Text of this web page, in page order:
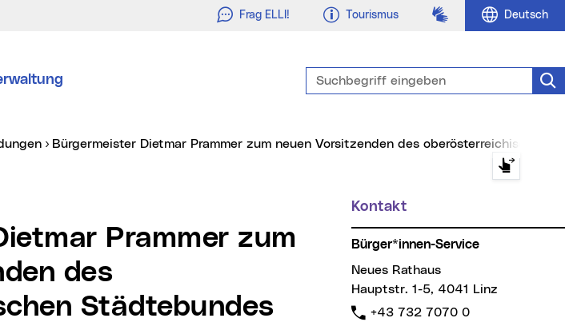
Frag ELLI! Tourismus Gebärdensprache
Deutsch
Suchbegriff eingeben
Bürgermeister Dietmar Prammer zum neuen Vorsitzenden des oberösterreichischen
des
Städtebundes
Weitere Informationen
Kontakt
Bürger*innen-Service
Neues Rathaus
Hauptstr. 1-5, 4041 Linz
Telefon:
+43 732 7070 0